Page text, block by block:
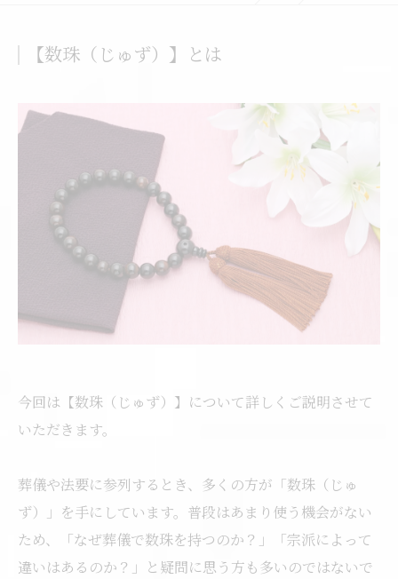
【数珠（じゅず）】とは
今回は【数珠（じゅず）】について詳しくご説明させて
いただきます。
葬儀や法要に参列するとき、多くの方が「数珠（じゅ
ず）」を手にしています。普段はあまり使う機会がない
ため、「なぜ葬儀で数珠を持つのか？」「宗派によって
違いはあるのか？」と疑問に思う方も多いのではないで